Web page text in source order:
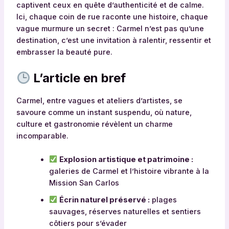
captivent ceux en quête d’authenticité et de calme.
Ici, chaque coin de rue raconte une histoire, chaque
vague murmure un secret : Carmel n’est pas qu’une
destination, c’est une invitation à ralentir, ressentir et
embrasser la beauté pure.
L’article en bref
Carmel, entre vagues et ateliers d’artistes, se
savoure comme un instant suspendu, où nature,
culture et gastronomie révèlent un charme
incomparable.
Explosion artistique et patrimoine :
galeries de Carmel et l’histoire vibrante à la
Mission San Carlos
Écrin naturel préservé : plages
sauvages, réserves naturelles et sentiers
côtiers pour s’évader